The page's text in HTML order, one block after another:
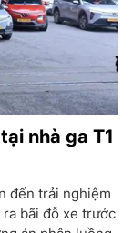
nhà ga T1
đến trải nghiệm
bãi đỗ xe trước